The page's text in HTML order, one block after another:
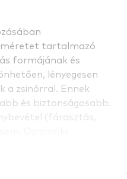
méretet tartalmazó
formájának és
lényegesen
a zsinórral. Ennek
és biztonságosabb.
(fárasztás,